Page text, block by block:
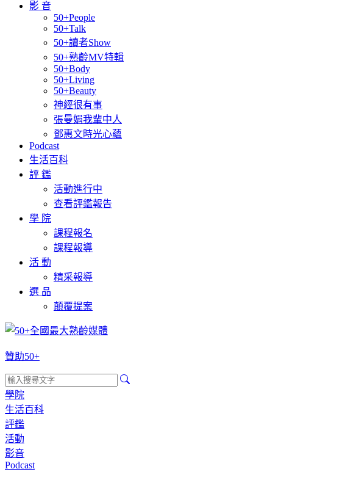
影 音
50+People
50+Talk
50+讀者Show
50+熟齡MV特輯
50+Body
50+Living
50+Beauty
神經很有事
張曼娟我輩中人
鄧惠文時光心蘊
Podcast
生活百科
評 鑑
活動進行中
查看評鑑報告
學 院
課程報名
課程報導
活 動
精采報導
選 品
顛覆提案
贊助50+
學院
生活百科
評鑑
活動
影音
Podcast